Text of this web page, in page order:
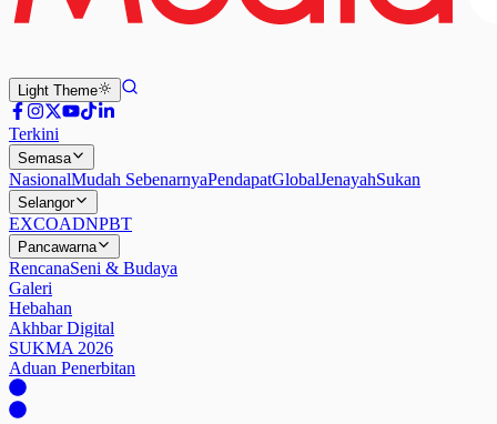
Light Theme
Terkini
Semasa
NasionalMudah SebenarnyaPendapatGlobalJenayahSukan
Selangor
EXCOADNPBT
Pancawarna
RencanaSeni & Budaya
Galeri
Hebahan
Akhbar Digital
SUKMA 2026
Aduan Penerbitan